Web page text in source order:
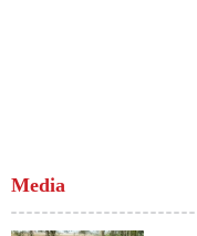
Media